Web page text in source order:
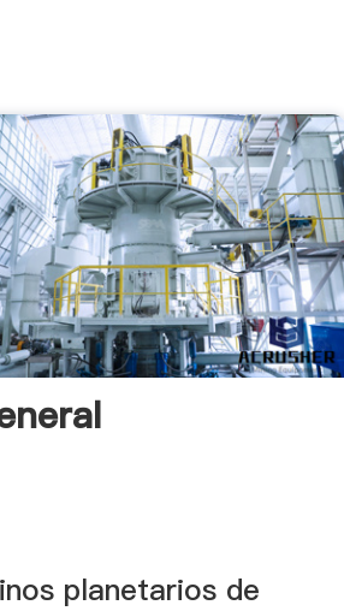
planetarios de